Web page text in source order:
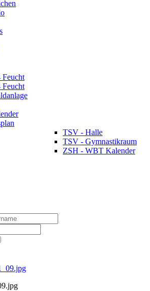
TSV - Halle
TSV - Gymnastikraum
ZSH - WBT Kalender